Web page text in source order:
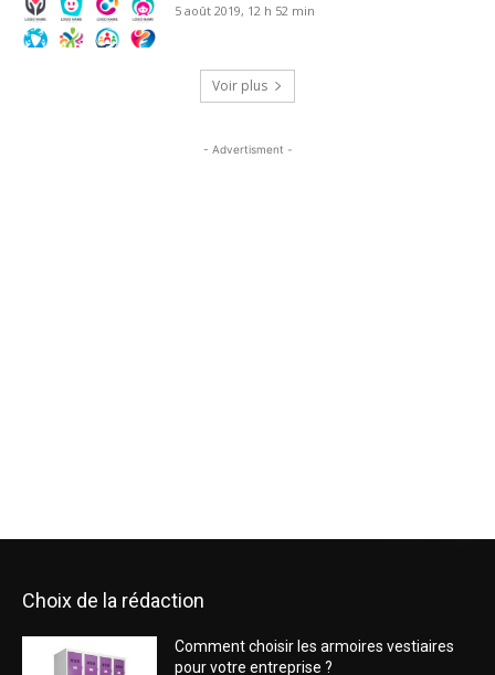
5 août 2019, 12 h 52 min
Voir plus
- Advertisment -
Choix de la rédaction
Comment choisir les armoires vestiaires
pour votre entreprise ?